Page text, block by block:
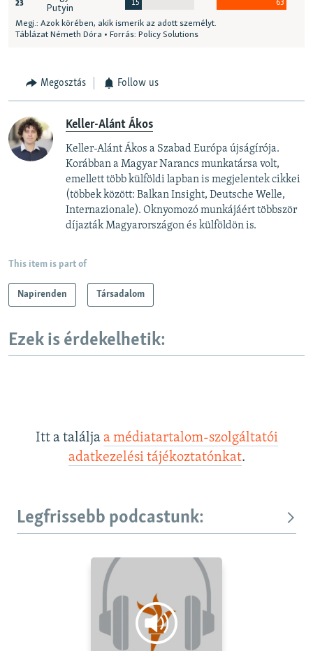
Megosztás Follow us
Keller-Alánt Ákos
Keller-Alánt Ákos a Szabad Európa újságírója.
Korábban a Magyar Narancs munkatársa volt,
emellett több külföldi lapban is megjelentek cikkei
(többek között: Balkan Insight, Deutsche Welle,
Internazionale). Oknyomozó munkájáért többször
díjazták Magyarországon és külföldön is.
This item is part of
Napirenden Társadalom
Ezek is érdekelhetik:
Itt a találja a médiatartalom-szolgáltatói
adatkezelési tájékoztatónkat.
Legfrissebb podcastunk: